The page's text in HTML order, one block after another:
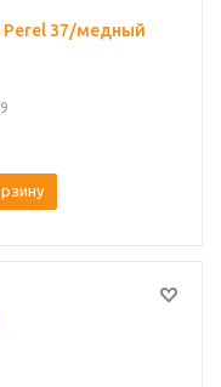
Perel 37/медный